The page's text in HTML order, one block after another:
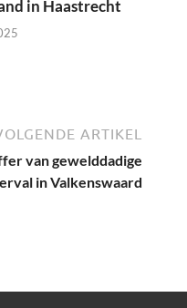
in Haastrecht
ARTIKEL
van gewelddadige
in Valkenswaard